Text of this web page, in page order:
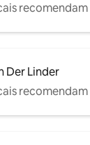
recomendam
Der Linder
recomendam